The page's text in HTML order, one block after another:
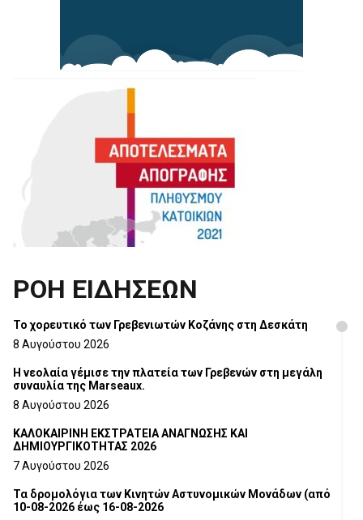
ΡΟΗ ΕΙΔΗΣΕΩΝ
Το χορευτικό των Γρεβενιωτών Κοζάνης στη Δεσκάτη
8 Αυγούστου 2026
Η νεολαία γέμισε την πλατεία των Γρεβενών στη μεγάλη
συναυλία της Marseaux.
8 Αυγούστου 2026
ΚΑΛΟΚΑΙΡΙΝΗ ΕΚΣΤΡΑΤΕΙΑ ΑΝΑΓΝΩΣΗΣ ΚΑΙ
ΔΗΜΙΟΥΡΓΙΚΟΤΗΤΑΣ 2026
7 Αυγούστου 2026
Τα δρομολόγια των Κινητών Αστυνομικών Μονάδων (από
10-08-2026 έως 16-08-2026